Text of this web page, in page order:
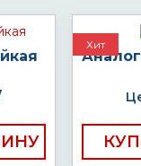
Хит